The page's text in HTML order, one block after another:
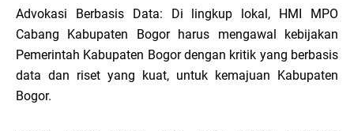
Advokasi Berbasis Data: Di lingkup lokal, HMI MPO
Cabang Kabupaten Bogor harus mengawal kebijakan
Pemerintah Kabupaten Bogor dengan kritik yang berbasis
data dan riset yang kuat, untuk kemajuan Kabupaten
Bogor.